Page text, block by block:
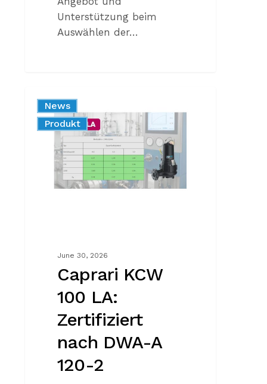
Unterstützung beim
Auswählen der…
KCW
Zertifiziert
News
Produkt
June 30, 2026
Caprari KCW
100 LA:
Zertifiziert
nach DWA-A
120-2